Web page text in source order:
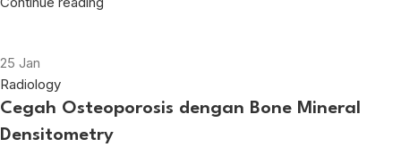
25 Jan
Radiology
Cegah Osteoporosis dengan Bone Mineral
Densitometry